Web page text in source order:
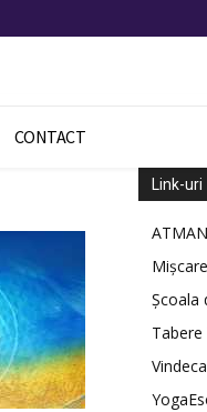
CONTACT
Link-uri
Școala
Tabere